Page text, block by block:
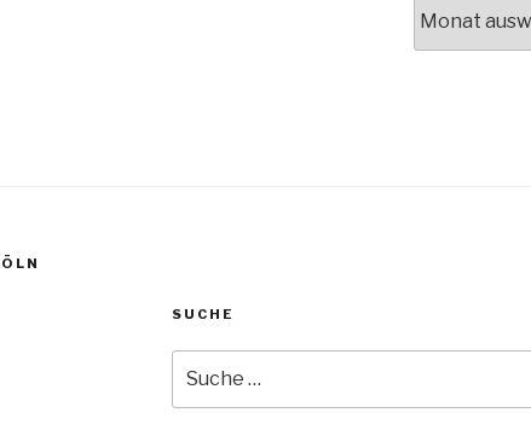
SUCHE
nach: